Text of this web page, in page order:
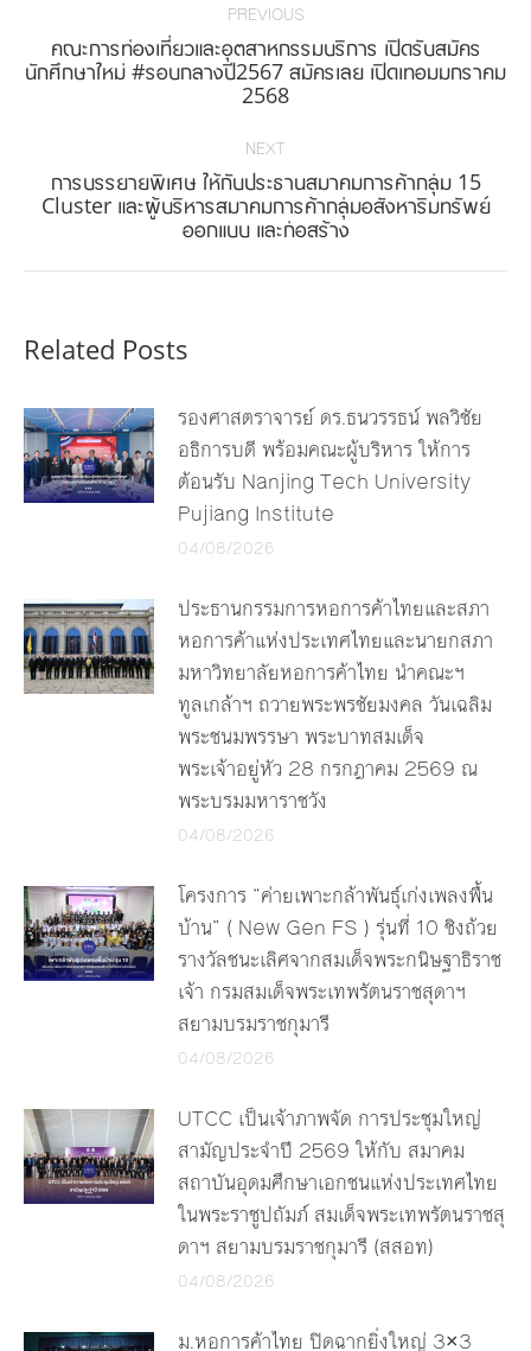
navigation
PREVIOUS
Previous
post:
คณะการท่องเที่ยวและอุตสาหกรรมบริการ เปิดรับสมัคร
นักศึกษาใหม่ #รอบกลางปี2567 สมัครเลย เปิดเทอมมกราคม
2568
NEXT
Next
post:
การบรรยายพิเศษ ให้กับประธานสมาคมการค้ากลุ่ม 15
Cluster และผู้บริหารสมาคมการค้ากลุ่มอสังหาริมทรัพย์
ออกแบบ และก่อสร้าง
Related Posts
รองศาสตราจารย์ ดร.ธนวรรธน์ พลวิชัย
อธิการบดี พร้อมคณะผู้บริหาร ให้การ
ต้อนรับ Nanjing Tech University
Pujiang Institute
04/08/2026
ประธานกรรมการหอการค้าไทยและสภา
หอการค้าแห่งประเทศไทยและนายกสภา
มหาวิทยาลัยหอการค้าไทย นำคณะฯ
ทูลเกล้าฯ ถวายพระพรชัยมงคล วันเฉลิม
พระชนมพรรษา พระบาทสมเด็จ
พระเจ้าอยู่หัว 28 กรกฎาคม 2569 ณ
พระบรมมหาราชวัง
04/08/2026
โครงการ “ค่ายเพาะกล้าพันธุ์เก่งเพลงพื้น
บ้าน” ( New Gen FS ) รุ่นที่ 10 ชิงถ้วย
รางวัลชนะเลิศจากสมเด็จพระกนิษฐาธิราช
เจ้า กรมสมเด็จพระเทพรัตนราชสุดาฯ
สยามบรมราชกุมารี
04/08/2026
UTCC เป็นเจ้าภาพจัด การประชุมใหญ่
สามัญประจำปี 2569 ให้กับ สมาคม
สถาบันอุดมศึกษาเอกชนแห่งประเทศไทย
ในพระราชูปถัมภ์ สมเด็จพระเทพรัตนราชสุ
ดาฯ สยามบรมราชกุมารี (สสอท)
04/08/2026
ม.หอการค้าไทย ปิดฉากยิ่งใหญ่ 3×3